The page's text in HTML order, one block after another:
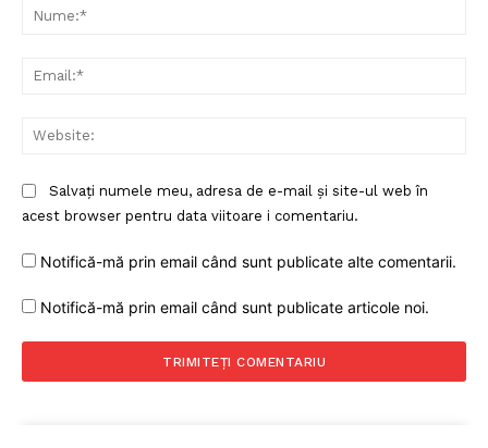
Salvați numele meu, adresa de e-mail și site-ul web în
acest browser pentru data viitoare i comentariu.
Notifică-mă prin email când sunt publicate alte comentarii.
Notifică-mă prin email când sunt publicate articole noi.